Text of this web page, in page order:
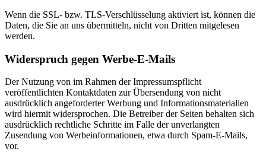
Wenn die SSL- bzw. TLS-Verschlüsselung aktiviert ist, können die
Daten, die Sie an uns übermitteln, nicht von Dritten mitgelesen
werden.
Widerspruch gegen Werbe-E-Mails
Der Nutzung von im Rahmen der Impressumspflicht
veröffentlichten Kontaktdaten zur Übersendung von nicht
ausdrücklich angeforderter Werbung und Informationsmaterialien
wird hiermit widersprochen. Die Betreiber der Seiten behalten sich
ausdrücklich rechtliche Schritte im Falle der unverlangten
Zusendung von Werbeinformationen, etwa durch Spam-E-Mails,
vor.